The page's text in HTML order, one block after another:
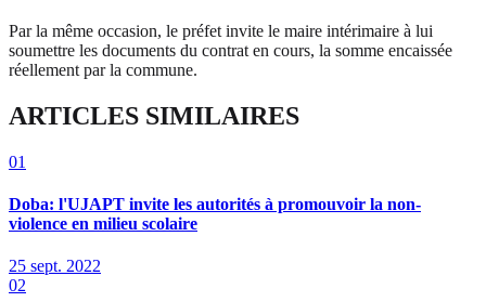
Par la même occasion, le préfet invite le maire intérimaire à lui
soumettre les documents du contrat en cours, la somme encaissée
réellement par la commune.
ARTICLES SIMILAIRES
01
Doba: l'UJAPT invite les autorités à promouvoir la non-
violence en milieu scolaire
25 sept. 2022
02